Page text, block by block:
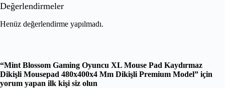
Değerlendirmeler
Henüz değerlendirme yapılmadı.
“Mint Blossom Gaming Oyuncu XL Mouse Pad Kaydırmaz
Dikişli Mousepad 480x400x4 Mm Dikişli Premium Model” için
yorum yapan ilk kişi siz olun